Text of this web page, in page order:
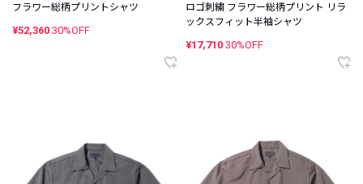
フラワー総柄プリントシャツ
¥52,360 30%OFF
ロゴ刺繍 フラワー総柄プリント リラ
ックスフィット半袖シャツ
¥17,710 30%OFF